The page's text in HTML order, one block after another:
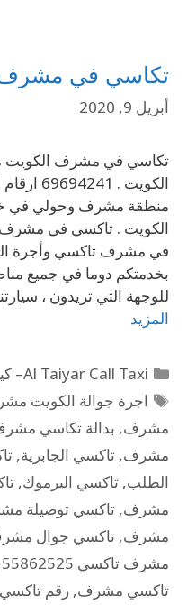
تكاسي في مشرف
أبريل 9, 2020
تكاسي في مشرف الكويت
الكويت .
منطقة مشرف وحولي في
في مشرف تاكسي وأجرة
بخدمتكم دوما في جميع
للوجهة التي تريدون ،
المزيد
Al Taiyar Call Taxi– كيو تاكسي
اجرة جوالة الكويت
مشرف, بدالة تكاسي
مشرف, تاكسي الجابرية,
الطلب, تاكسي اليرموك,
مشرف, تاكسي توصيلة
مشرف, تاكسي جوال
مشرف تاكسي 55862525
تاكسي مشرف, رقم